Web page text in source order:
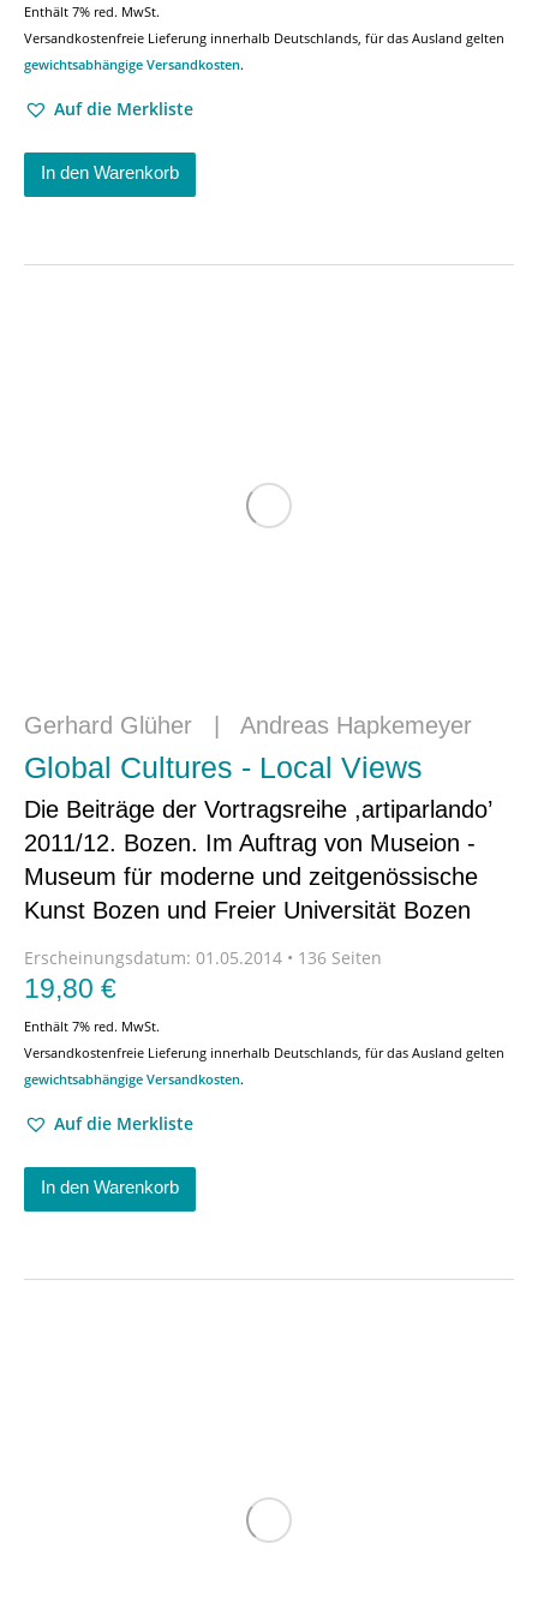
Enthält 7% red. MwSt.
Versandkostenfreie Lieferung innerhalb Deutschlands, für das Ausland gelten
gewichtsabhängige Versandkosten.
Auf die Merkliste
In den Warenkorb
Gerhard Glüher Andreas Hapkemeyer
Global Cultures - Local Views
Die Beiträge der Vortragsreihe ,artiparlando’
2011/12. Bozen. Im Auftrag von Museion -
Museum für moderne und zeitgenössische
Kunst Bozen und Freier Universität Bozen
Erscheinungsdatum: 01.05.2014 • 136 Seiten
19,80 €
Enthält 7% red. MwSt.
Versandkostenfreie Lieferung innerhalb Deutschlands, für das Ausland gelten
gewichtsabhängige Versandkosten.
Auf die Merkliste
In den Warenkorb